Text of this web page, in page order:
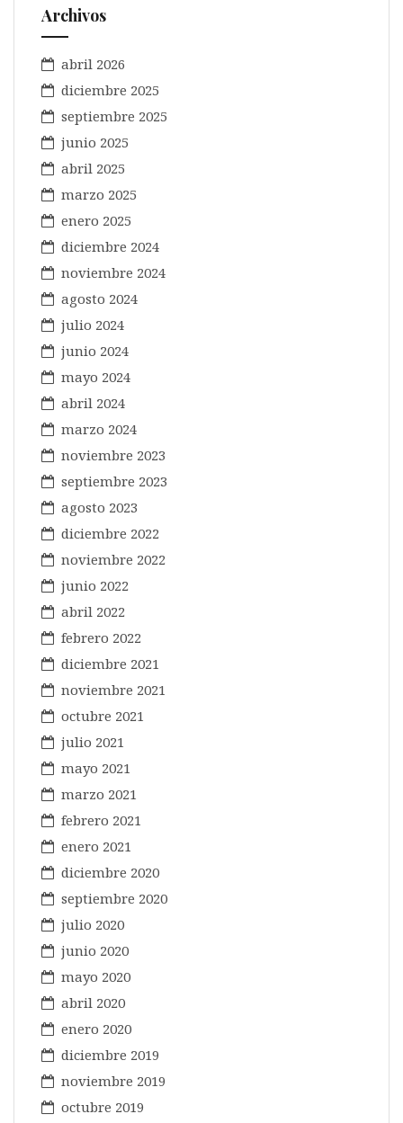
Archivos
abril 2026
diciembre 2025
septiembre 2025
junio 2025
abril 2025
marzo 2025
enero 2025
diciembre 2024
noviembre 2024
agosto 2024
julio 2024
junio 2024
mayo 2024
abril 2024
marzo 2024
noviembre 2023
septiembre 2023
agosto 2023
diciembre 2022
noviembre 2022
junio 2022
abril 2022
febrero 2022
diciembre 2021
noviembre 2021
octubre 2021
julio 2021
mayo 2021
marzo 2021
febrero 2021
enero 2021
diciembre 2020
septiembre 2020
julio 2020
junio 2020
mayo 2020
abril 2020
enero 2020
diciembre 2019
noviembre 2019
octubre 2019